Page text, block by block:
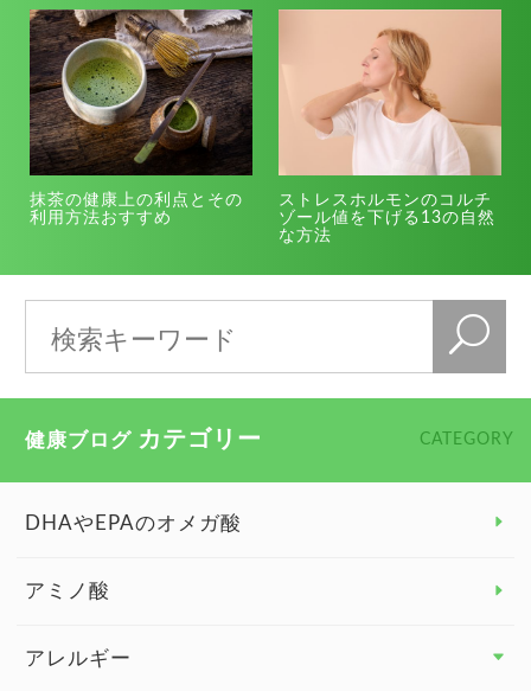
抹茶の健康上の利点とその
利用方法おすすめ
ストレスホルモンのコルチ
ゾール値を下げる13の自然
な方法
健康ブログ カテゴリー CATEGORY
DHAやEPAのオメガ酸
アミノ酸
アレルギー